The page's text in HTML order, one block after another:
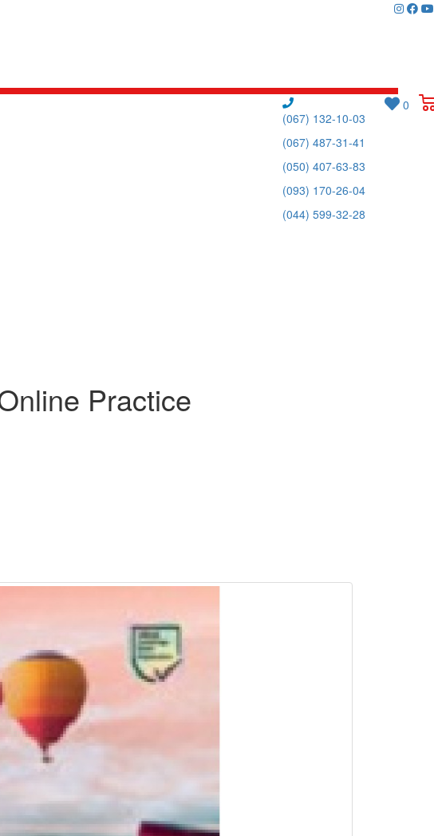
0
(067) 132-10-03
(067) 487-31-41
(050) 407-63-83
(093) 170-26-04
(044) 599-32-28
Practice